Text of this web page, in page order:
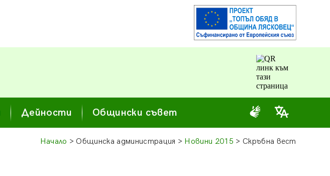
Дейности Общински съвет
Начало > Общинска администрация > Новини 2015 > Скръбна вест